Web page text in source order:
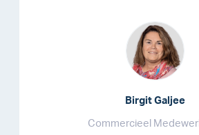
Birgit Galjee
Commercieel